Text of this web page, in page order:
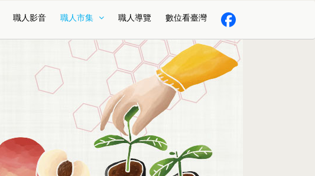
職人影音 職人市集 職人導覽 數位看臺灣